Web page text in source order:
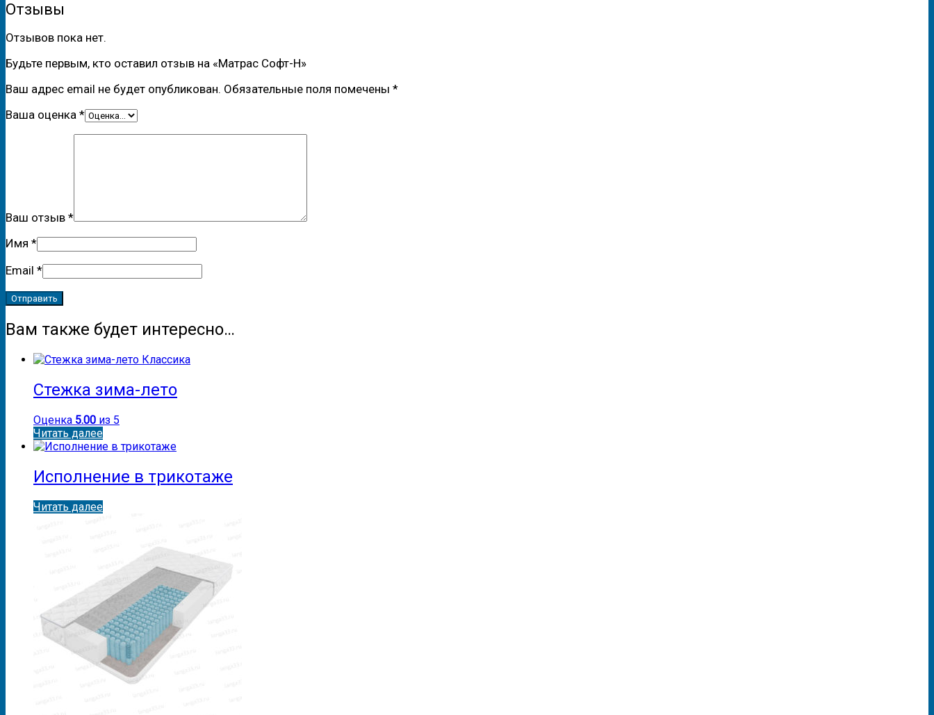
Отзывы
Отзывов пока нет.
Будьте первым, кто оставил отзыв на «Матрас Софт-Н»
Ваш адрес email не будет опубликован. Обязательные поля помечены *
Ваша оценка *
Ваш отзыв *
Имя *
Email *
Вам также будет интересно…
Стежка зима-лето
Оценка 5.00 из 5
Читать далее
Исполнение в трикотаже
Читать далее